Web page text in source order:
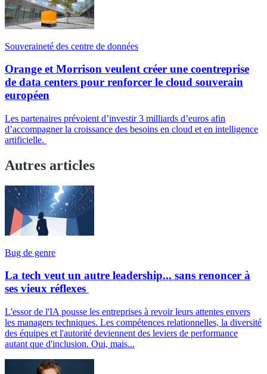
Souveraineté des centre de données
Orange et Morrison veulent créer une coentreprise
de data centers pour renforcer le cloud souverain
européen
Les partenaires prévoient d’investir 3 milliards d’euros afin
d’accompagner la croissance des besoins en cloud et en intelligence
artificielle.
Autres articles
Bug de genre
La tech veut un autre leadership... sans renoncer à
ses vieux réflexes
L'essor de l'IA pousse les entreprises à revoir leurs attentes envers
les managers techniques. Les compétences relationnelles, la diversité
des équipes et l'autorité deviennent des leviers de performance
autant que d'inclusion. Oui, mais...